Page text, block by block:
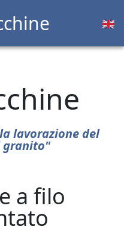
lavorazione del
granito"
a filo